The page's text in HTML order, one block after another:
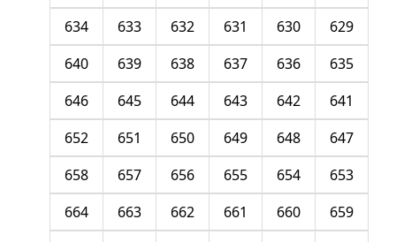
629
630
631
632
633
634
635
636
637
638
639
640
641
642
643
644
645
646
647
648
649
650
651
652
653
654
655
656
657
658
659
660
661
662
663
664